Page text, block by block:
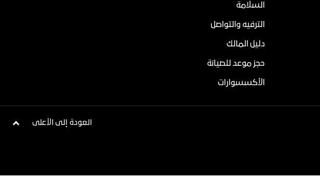
السلامة
الترفيه والتواصل
دليل المالك
حجز موعد للصيانة
الأكسسوارات
العودة إلى الأعلى